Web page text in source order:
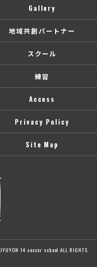
Gallery
地域共創パートナー
スクール
練習
Access
Privacy Policy
Site Map
14 soccer school ALL RIGHTS